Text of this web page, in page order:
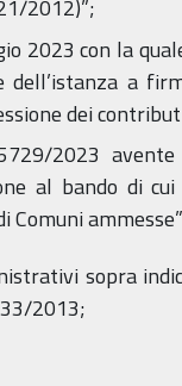
2012)”;
2023 con la
a
dei
2023
al bando di
Comuni
sopra
33/2013;